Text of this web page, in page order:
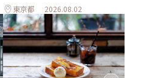
東京都 2026.08.02